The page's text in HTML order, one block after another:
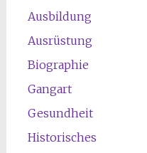
Ausbildung
Ausrüstung
Biographie
Gangart
Gesundheit
Historisches